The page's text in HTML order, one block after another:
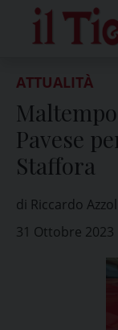
content
ATTUALITÀ
Pavese
Staffora
di Riccardo
31 Ottobre 2023